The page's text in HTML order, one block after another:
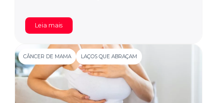
Leia mais
CÂNCER DE MAMA LAÇOS QUE ABRAÇAM